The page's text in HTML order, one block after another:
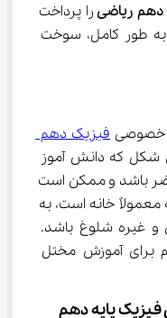
ریاضی را پرداخت
طور کامل، سوخت
خصوصی فیزیک دهم
شکل که دانش آموز
باشد و ممکن است
خانه است، به
و غیره شلوغ باشد.
برای آموزش مختل
پایه دهم